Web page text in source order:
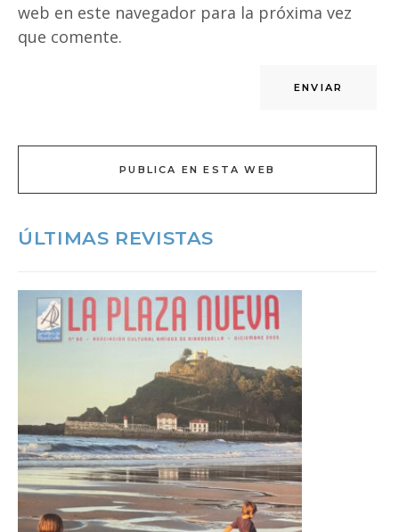
web en este navegador para la próxima vez
que comente.
PUBLICA EN ESTA WEB
ÚLTIMAS REVISTAS